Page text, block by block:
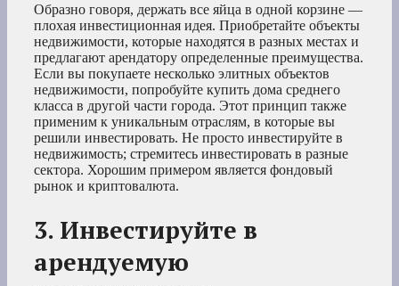
Образно говоря, держать все яйца в одной корзине —
плохая инвестиционная идея. Приобретайте объекты
недвижимости, которые находятся в разных местах и
предлагают арендатору определенные преимущества.
Если вы покупаете несколько элитных объектов
недвижимости, попробуйте купить дома среднего
класса в другой части города. Этот принцип также
применим к уникальным отраслям, в которые вы
решили инвестировать. Не просто инвестируйте в
недвижимость; стремитесь инвестировать в разные
сектора. Хорошим примером является фондовый
рынок и криптовалюта.
3. Инвестируйте в
арендуемую